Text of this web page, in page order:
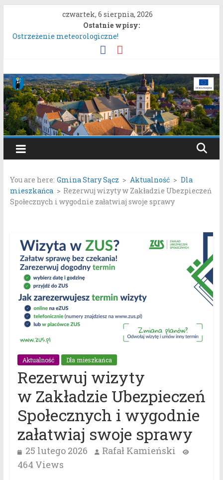
treści
czwartek, 6 sierpnia, 2026
Ostatnie wpisy:
Ostrzeżenie meteorologiczne!
Konkurs „Moc Bukietów Matki Boskiej Zielnej”.
przestrzennego „Miasto Stary Sącz – Plan Nr 1A”.
System nieodpłatnej pomocy prawnej!
Ostrzeżenie meteorologiczne.
Gmina
Stary
Sącz
Portal
Gminy
Stary
Sącz
You are here: Gmina Stary Sącz > Aktualność > Dla
mieszkańca > Rezerwuj wizyty w Zakładzie Ubezpieczeń
Społecznych i wygodnie załatwiaj swoje sprawy
Aktualność Dla mieszkańca
Rezerwuj wizyty
w Zakładzie Ubezpieczeń
Społecznych i wygodnie
załatwiaj swoje sprawy
25 lutego 2026
Rafał Kamieński
464 Views